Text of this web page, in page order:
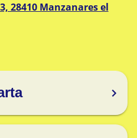
28410 Manzanares el